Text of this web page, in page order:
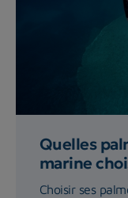
Quelles
marine
Choisir ses